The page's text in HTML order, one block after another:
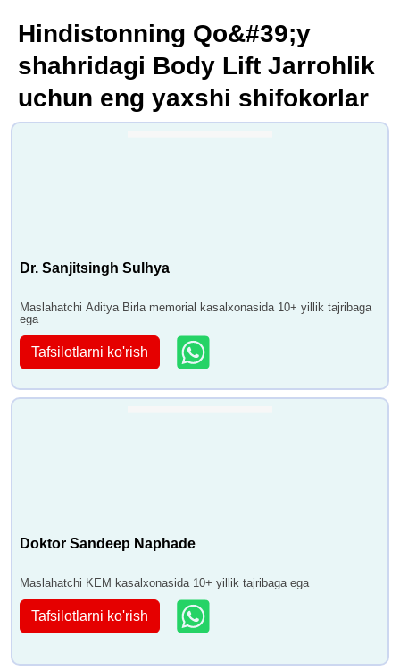
Hindistonning Qo&#39;y
shahridagi Body Lift Jarrohlik
uchun eng yaxshi shifokorlar
Dr. Sanjitsingh Sulhya
Maslahatchi Aditya Birla memorial kasalxonasida 10+ yillik tajribaga
ega
Tafsilotlarni ko'rish
Doktor Sandeep Naphade
Maslahatchi KEM kasalxonasida 10+ yillik tajribaga ega
Tafsilotlarni ko'rish